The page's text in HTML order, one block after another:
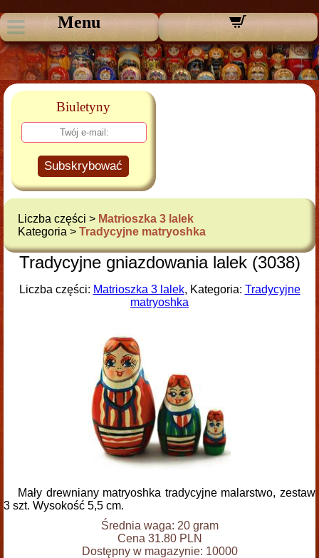
Menu
Biuletyny
Subskrybować
Liczba części > Matrioszka 3 lalek
Kategoria > Tradycyjne matryoshka
Tradycyjne gniazdowania lalek (3038)
Liczba części: Matrioszka 3 lalek, Kategoria: Tradycyjne
matryoshka
Mały drewniany matryoshka tradycyjne malarstwo, zestaw
3 szt. Wysokość 5,5 cm.
Średnia waga: 20 gram
Cena 31.80 PLN
Dostępny w magazynie: 10000